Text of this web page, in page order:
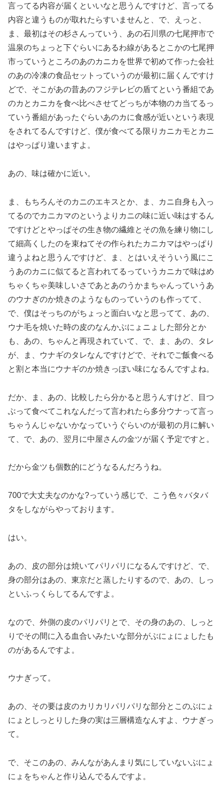
言ってる内容が届くといいなと思うんですけど、言ってる
内容と違うものが取れたらすいませんと、で、えっと、
ま、最初はその杉さんっていう、あの石川県の七尾押市で
温泉のちょっと下ぐらいにあるわ線があるとこかの七尾押
市っていうところのあのカニカを世界で初めて作った会社
のあの冷凍の食品セットっていうのが最初に届くんですけ
どで、そこがあの昔あのフジテレビの盾てという番組であ
のカとカニカを食べ比べさせてどっちが本物のカ当てるっ
ていう番組があったぐらいあのカに食感が近いという表現
をされてるんですけど、僕が食べてる限りカニカモとカニ
はやっぱり違いますよ。
あの、味は確かに近い。
ま、もちろんそのカニのエキスとか、ま、カニ自身も入っ
てるのでカニカマのというよりカニの味に近い味はするん
ですけどとやっぱその生き物の繊維とその魚を練り物にし
て細高くしたのを束ねてその作られたカニカマはやっぱり
違うよねと思うんですけど、ま、とはいえそういう風にこ
うあのカニに似てると言われてるっていうカニカで味はめ
ちゃくちゃ美味しいさであとあのうかまちゃんっていうあ
のウナぎのか焼きのようなものっていうのも作ってて、
で、僕はそっちのがちょっと面白いなと思ってて、あの、
ウナ毛を焼いた時の皮のなんかぶにょニょした部分とか
も、あの、ちゃんと再現されていて、で、ま、あの、タレ
が、ま、ウナギのタレなんですけどで、それでご飯食べる
と割と本当にウナギのか焼きっぽい味になるんですよね。
だか、ま、あの、比較したら分かると思うんすけど、目つ
ぶって食べてこれなんだって言われたら多分ウナって言っ
ちゃうんじゃないかなっていうぐらいのが最初の月に解い
て、で、あの、翌月に中屋さんの金ツが届く予定ですと。
だから金ツも個数的にどうなるんだろうね。
700で大丈夫なのかな?っていう感じで、こう色々バタバ
タをしながらやっております。
はい。
あの、皮の部分は焼いてパリパリになるんですけど、で、
身の部分はあの、東京だと蒸したりするので、あの、しっ
といふっくらしてるんですよ。
なので、外側の皮のパリパリとで、その身のあの、しっと
りでその間に入る血合いみたいな部分がぶにょにょしたも
のがあるんですよ。
ウナぎって。
あの、その要は皮のカリカリパリパリな部分とこのぶにょ
にょとしっとりした身の実は三層構造なんすよ、ウナぎっ
て。
で、そこのあの、みんながあんまり気にしていないぶにょ
にょをちゃんと作り込んでるんですよ。